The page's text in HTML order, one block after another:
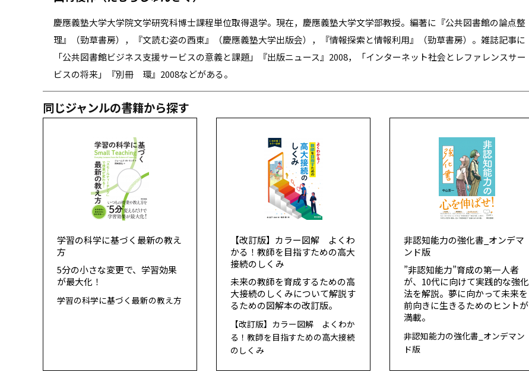
慶應義塾大学大学院文学研究科博士課程単位取得退学。現在，慶應義塾大学文学部教授。編著に『公共図書館の論点整
理』（勁草書房），『文読む姿の西東』（慶應義塾大学出版会），『情報探索と情報利用』（勁草書房）。雑誌記事に
「公共図書館ビジネス支援サービスの意義と課題」『出版ニュース』2008，「インターネット社会とレファレンスサー
ビスの将来」『別冊 環』2008などがある。
同じジャンルの書籍から探す
学習の科学に基づく最新の教え
方
5分の小さな変更で、学習効果
が最大化！
学習の科学に基づく最新の教え方
【改訂版】カラー図解 よくわ
かる！教師を目指すための高大
接続のしくみ
未来の教師を育成するための高
大接続のしくみについて解説す
るための図解本の改訂版。
【改訂版】カラー図解 よくわか
る！教師を目指すための高大接続
のしくみ
非認知能力の強化書_オンデマ
ンド版
”非認知能力”育成の第一人者
が、10代に向けて実践的な強化
法を解説。夢に向かって未来を
前向きに生きるためのヒントが
満載。
非認知能力の強化書_オンデマン
ド版